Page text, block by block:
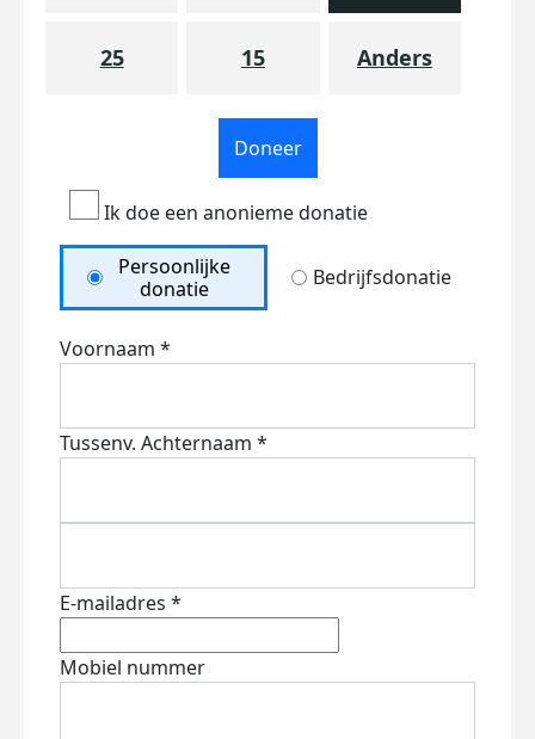
25 15 Anders
Doneer
Ik doe een anonieme donatie
Persoonlijke
donatie
Bedrijfsdonatie
Voornaam *
Tussenv. Achternaam *
E-mailadres *
Mobiel nummer